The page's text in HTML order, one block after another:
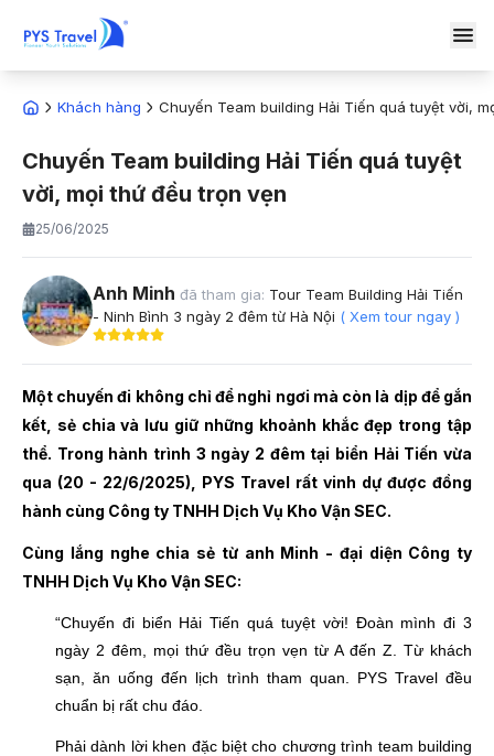
Khách hàng Chuyến Team building Hải Tiến quá tuyệt vời,
Chuyến Team building Hải Tiến quá tuyệt
vời, mọi thứ đều trọn vẹn
25/06/2025
Anh Minh đã tham gia: Tour Team Building Hải Tiến
- Ninh Bình 3 ngày 2 đêm từ Hà Nội ( Xem tour ngay )
Một chuyến đi không chỉ để nghỉ ngơi mà còn là dịp để gắn
kết, sẻ chia và lưu giữ những khoảnh khắc đẹp trong tập
thể. Trong hành trình 3 ngày 2 đêm tại biển Hải Tiến vừa
qua (20 - 22/6/2025), PYS Travel rất vinh dự được đồng
hành cùng Công ty TNHH Dịch Vụ Kho Vận SEC.
Cùng lắng nghe chia sẻ từ anh Minh - đại diện Công ty
TNHH Dịch Vụ Kho Vận SEC:
“Chuyến đi biển Hải Tiến quá tuyệt vời! Đoàn mình đi 3
ngày 2 đêm, mọi thứ đều trọn vẹn từ A đến Z. Từ khách
sạn, ăn uống đến lịch trình tham quan. PYS Travel đều
chuẩn bị rất chu đáo.
Phải dành lời khen đặc biệt cho chương trình team building